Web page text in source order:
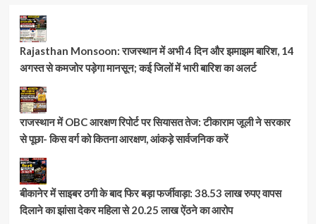
Rajasthan Monsoon: राजस्थान में अभी 4 दिन और झमाझम बारिश, 14
अगस्त से कमजोर पड़ेगा मानसून; कई जिलों में भारी बारिश का अलर्ट
राजस्थान में OBC आरक्षण रिपोर्ट पर सियासत तेज: टीकाराम जूली ने सरकार
से पूछा- किस वर्ग को कितना आरक्षण, आंकड़े सार्वजनिक करें
बीकानेर में साइबर ठगी के बाद फिर बड़ा फर्जीवाड़ा: 38.53 लाख रुपए वापस
दिलाने का झांसा देकर महिला से 20.25 लाख ऐंठने का आरोप